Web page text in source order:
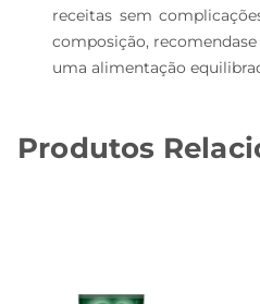
receitas sem
composição,
uma alimentação
Produtos